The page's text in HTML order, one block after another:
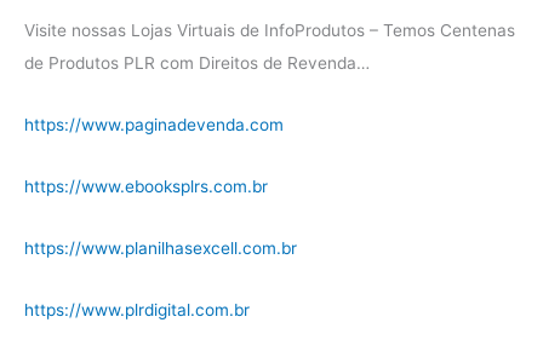
Visite nossas Lojas Virtuais de InfoProdutos – Temos Centenas
de Produtos PLR com Direitos de Revenda…
https://www.paginadevenda.com
https://www.ebooksplrs.com.br
https://www.planilhasexcell.com.br
https://www.plrdigital.com.br